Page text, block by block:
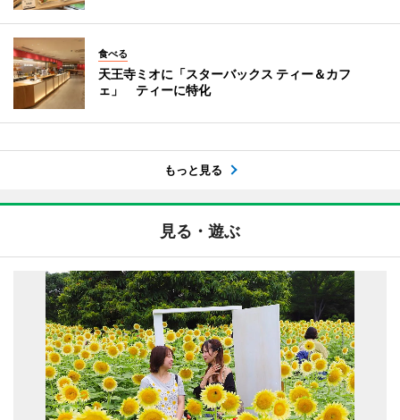
食べる
天王寺ミオに「スターバックス ティー＆カフ
ェ」 ティーに特化
もっと見る
見る・遊ぶ